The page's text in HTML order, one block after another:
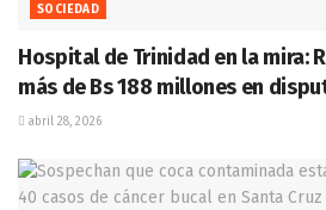
SOCIEDAD
Hospital de Trinidad en la mira:
más de Bs 188 millones en
abril 28, 2026